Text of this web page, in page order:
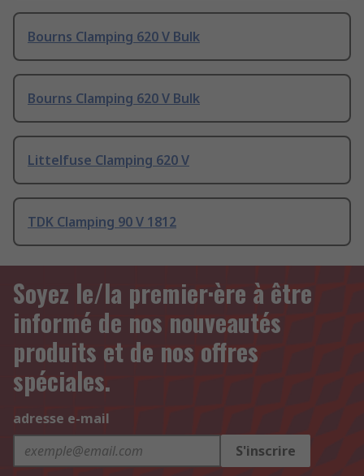
Bourns Clamping 620 V Bulk
Bourns Clamping 620 V Bulk
Littelfuse Clamping 620 V
TDK Clamping 90 V 1812
Soyez le/la premier·ère à être
informé de nos nouveautés
produits et de nos offres
spéciales.
adresse e-mail
S'inscrire